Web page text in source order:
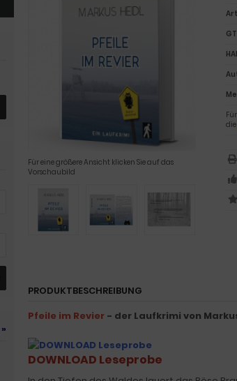
Für eine größere Ansicht klicken Sie auf das
Vorschaubild
die
PRODUKTBESCHREIBUNG
Pfeile im Revier - der Laufkrimi von
DOWNLOAD Leseprobe
»